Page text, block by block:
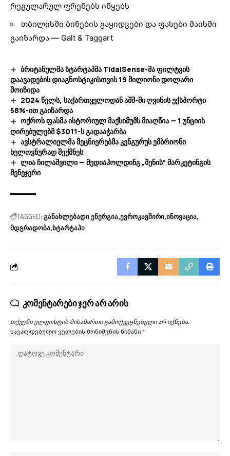
რეგულარულ ფრენებს იწყებს
თბილისში ბინების გაყიდვები და ფასები მაისში
გაიზარდა — Galt & Taggart
ბრიტანულმა სტარტაპმა TidalSense-მა ფილტვის
დაავადების დიაგნოსტიკისთვის 19 მილიონი დოლარი
მოიზიდა
2024 წელს, საქართველოდან აშშ-ში ღვინის ექსპორტი
58%-ით გაიზარდა
ოქროს ფასმა ისტორიულ მაქსიმუმს მიაღწია — 1 უნციის
ღირებულებმ $3011-ს გადააჭარბა
ავსტრალიელმა მეცნიერებმა კენგურუს ემბრიონი
ხელოვნურად შექმნეს
ლია ჩილაშვილი — მედიაჰოლდინგ „შენის“ მარკეტინგის
მენეჯერი
TAGGED: განახლებადი ენერგია ევროკავშირი ინოვაცია
მდგრადობა სტარტაპი
კომენტარები ჯერ არ არის
თქვენი ელფოსტის მისამართი გამოქვეყნებული არ იქნება.
სავალდებულო ველების მონიშვნის ნიშანი *